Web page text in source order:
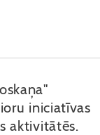
iniciatīvas
aktivitātēs.